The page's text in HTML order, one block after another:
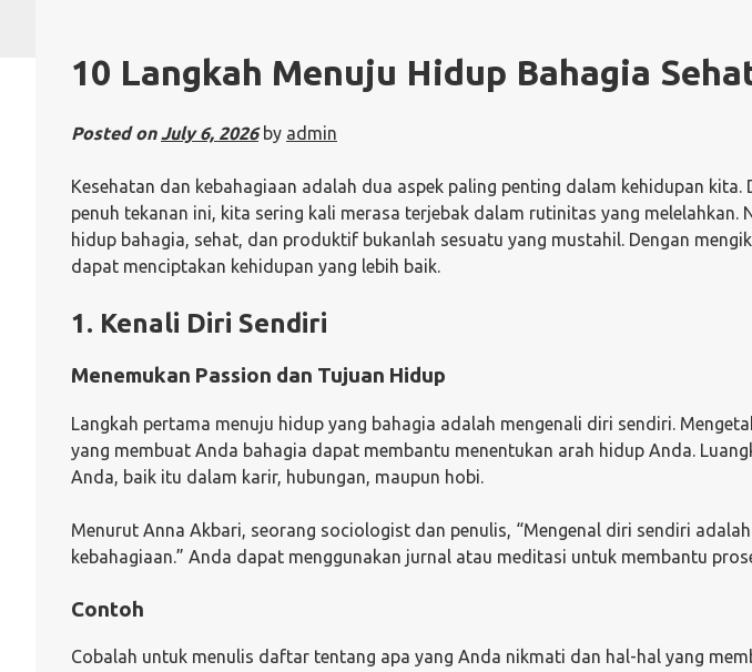
10 Langkah Menuju Hidup Bahagia
Posted onJuly 6, 2026by admin
Kesehatan dan kebahagiaan adalah dua aspek paling penting dalam kehidupan kita.
penuh tekanan ini, kita sering kali merasa terjebak dalam rutinitas yang melelahkan.
hidup bahagia, sehat, dan produktif bukanlah sesuatu yang mustahil. Dengan
dapat menciptakan kehidupan yang lebih baik.
1. Kenali Diri Sendiri
Menemukan Passion dan Tujuan Hidup
Langkah pertama menuju hidup yang bahagia adalah mengenali diri sendiri.
yang membuat Anda bahagia dapat membantu menentukan arah hidup Anda.
Anda, baik itu dalam karir, hubungan, maupun hobi.
Menurut Anna Akbari, seorang sociologist dan penulis, “Mengenal diri sendiri
kebahagiaan.” Anda dapat menggunakan jurnal atau meditasi untuk membantu
Contoh
Cobalah untuk menulis daftar tentang apa yang Anda nikmati dan hal-hal yang